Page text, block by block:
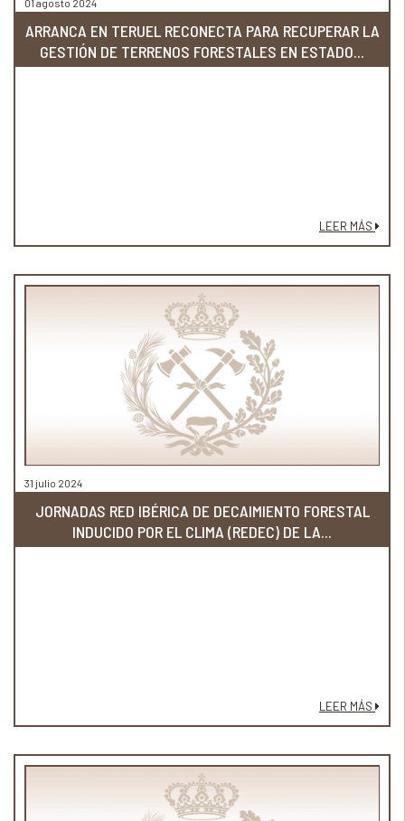
01 agosto 2024
ARRANCA EN TERUEL RECONECTA PARA RECUPERAR LA
GESTIÓN DE TERRENOS FORESTALES EN ESTADO...
LEER MÁS
31 julio 2024
JORNADAS RED IBÉRICA DE DECAIMIENTO FORESTAL
INDUCIDO POR EL CLIMA (REDEC) DE LA...
LEER MÁS